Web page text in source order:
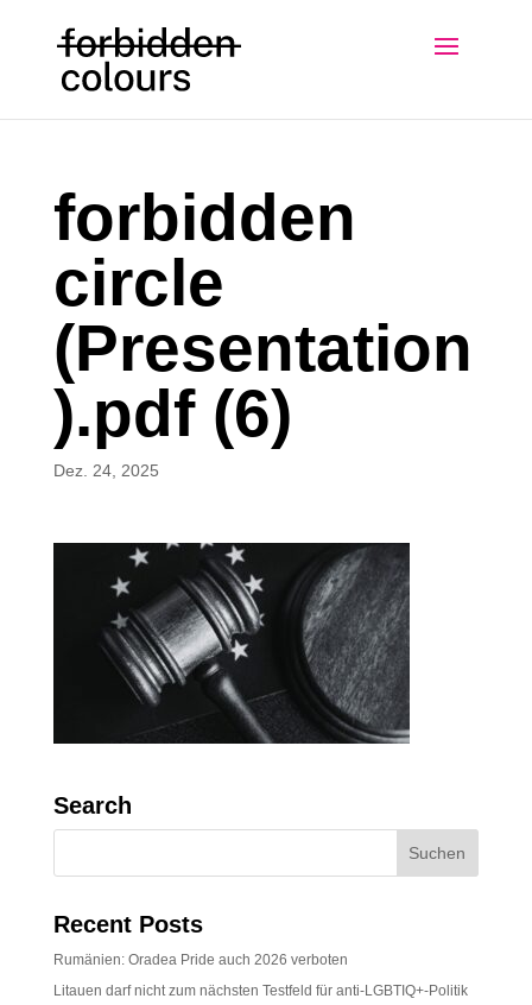
forbidden
circle
(Presentation
).pdf (6)
Dez. 24, 2025
Search
Recent Posts
Rumänien: Oradea Pride auch 2026 verboten
Litauen darf nicht zum nächsten Testfeld für anti-LGBTIQ+-Politik